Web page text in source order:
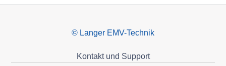
© Langer EMV-Technik
Kontakt und Support